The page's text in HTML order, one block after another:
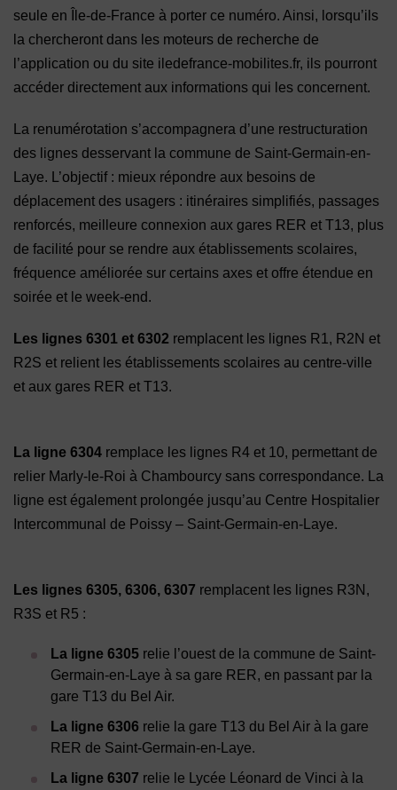
seule en Île-de-France à porter ce numéro. Ainsi, lorsqu’ils
la chercheront dans les moteurs de recherche de
l’application ou du site iledefrance-mobilites.fr, ils pourront
accéder directement aux informations qui les concernent.
La renumérotation s’accompagnera d’une restructuration
des lignes desservant la commune de Saint-Germain-en-
Laye. L’objectif : mieux répondre aux besoins de
déplacement des usagers : itinéraires simplifiés, passages
renforcés, meilleure connexion aux gares RER et T13, plus
de facilité pour se rendre aux établissements scolaires,
fréquence améliorée sur certains axes et offre étendue en
soirée et le week-end.
Les lignes 6301 et 6302 remplacent les lignes R1, R2N et
R2S et relient les établissements scolaires au centre-ville
et aux gares RER et T13.
La ligne 6304 remplace les lignes R4 et 10, permettant de
relier Marly-le-Roi à Chambourcy sans correspondance. La
ligne est également prolongée jusqu’au Centre Hospitalier
Intercommunal de Poissy – Saint-Germain-en-Laye.
Les lignes 6305, 6306, 6307 remplacent les lignes R3N,
R3S et R5 :
La ligne 6305 relie l’ouest de la commune de Saint-
Germain-en-Laye à sa gare RER, en passant par la
gare T13 du Bel Air.
La ligne 6306 relie la gare T13 du Bel Air à la gare
RER de Saint-Germain-en-Laye.
La ligne 6307 relie le Lycée Léonard de Vinci à la